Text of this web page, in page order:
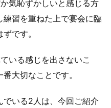
気恥ずかしいと感じる方
練習を重ねた上で宴会に臨
です。
いる感じを出さないこ
大切なことです。
いる2人は、今回ご紹介